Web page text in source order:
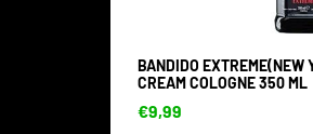
BANDIDO EXTREME(NEW
CREAM COLOGNE 350 ML
€9,99